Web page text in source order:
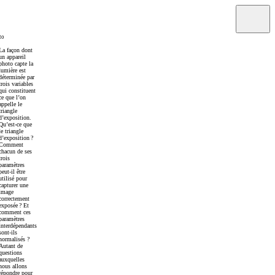
façon dont
appareil
capte la
est
par
variables
constituent
que l’on
le
ce que
triangle
?
de ses
il être
pour
une
? Et
ces
ils
?
Autant de
allons
pour